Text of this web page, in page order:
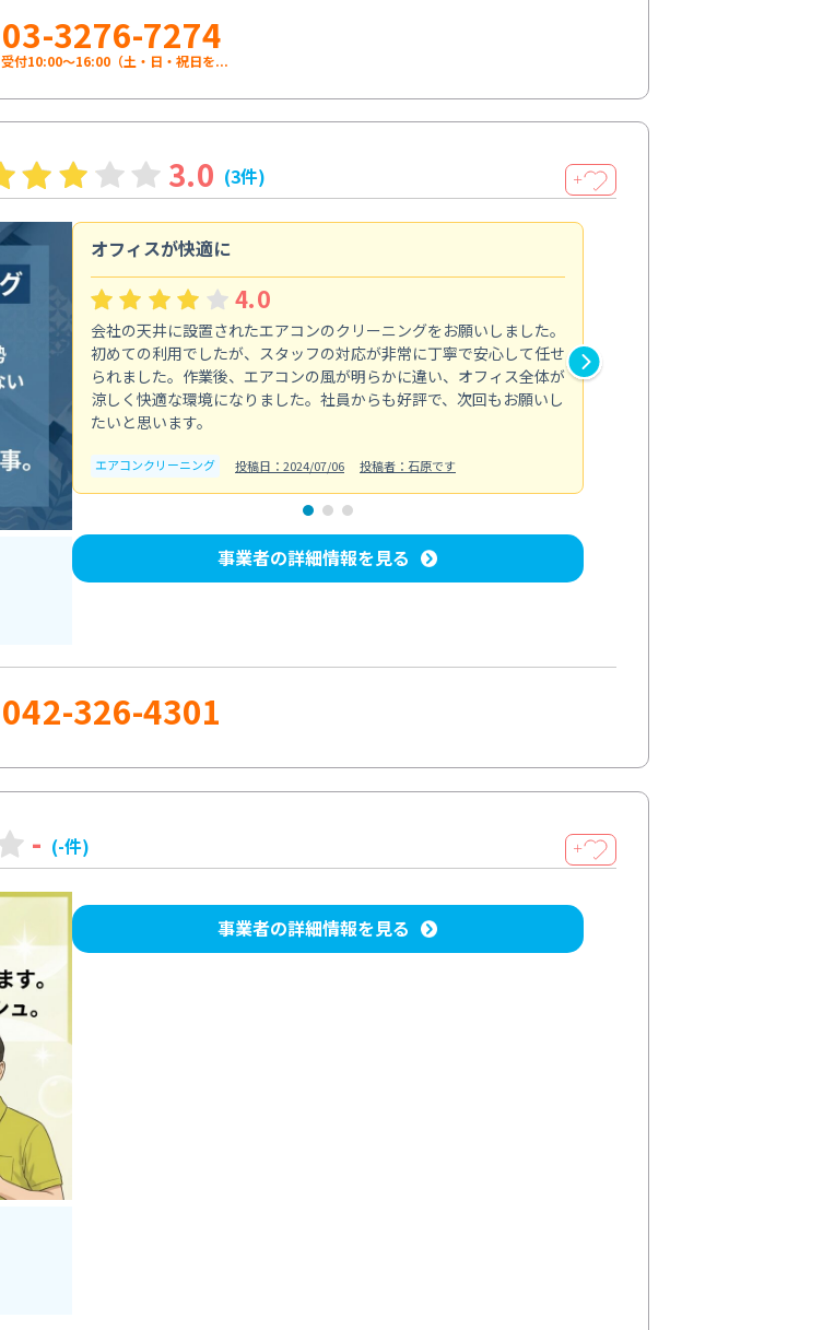
03-3276-7274
受付10:00〜16:00（土・日・祝日を...
3.0 (3件) ＋
オフィスが快適に
4.0
会社の天井に設置されたエアコンのクリーニングをお願いしました。
初めての利用でしたが、スタッフの対応が非常に丁寧で安心して任せ
られました。作業後、エアコンの風が明らかに違い、オフィス全体が
涼しく快適な環境になりました。社員からも好評で、次回もお願いし
たいと思います。
エアコンクリーニング 投稿日：2024/07/06 投稿者：石原です
事業者の詳細情報を見る
042-326-4301
- (-件) ＋
事業者の詳細情報を見る